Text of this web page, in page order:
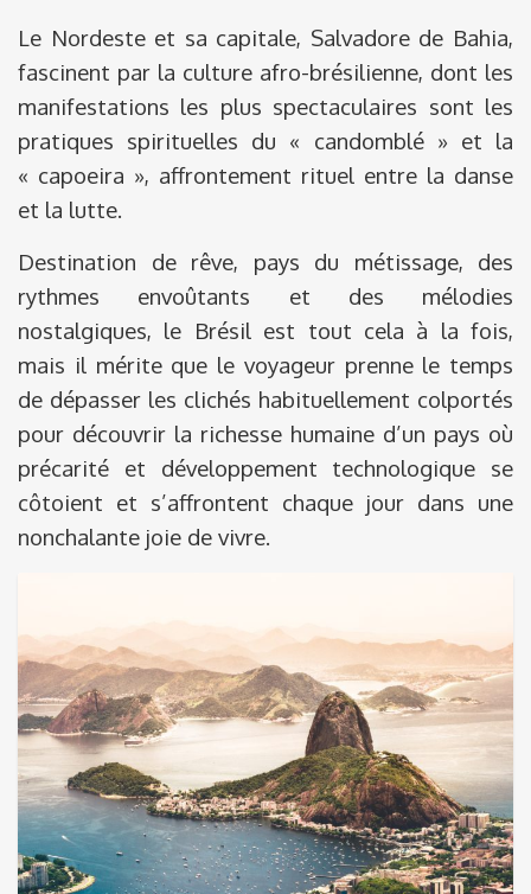
Le Nordeste et sa capitale, Salvadore de Bahia,
fascinent par la culture afro-brésilienne, dont les
manifestations les plus spectaculaires sont les
pratiques spirituelles du « candomblé » et la
« capoeira », affrontement rituel entre la danse
et la lutte.
Destination de rêve, pays du métissage, des
rythmes envoûtants et des mélodies
nostalgiques, le Brésil est tout cela à la fois,
mais il mérite que le voyageur prenne le temps
de dépasser les clichés habituellement colportés
pour découvrir la richesse humaine d’un pays où
précarité et développement technologique se
côtoient et s’affrontent chaque jour dans une
nonchalante joie de vivre.